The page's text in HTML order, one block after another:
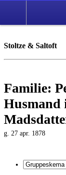
Stoltze & Saltoft
Familie:
Husmand
g. 27 apr. 1878